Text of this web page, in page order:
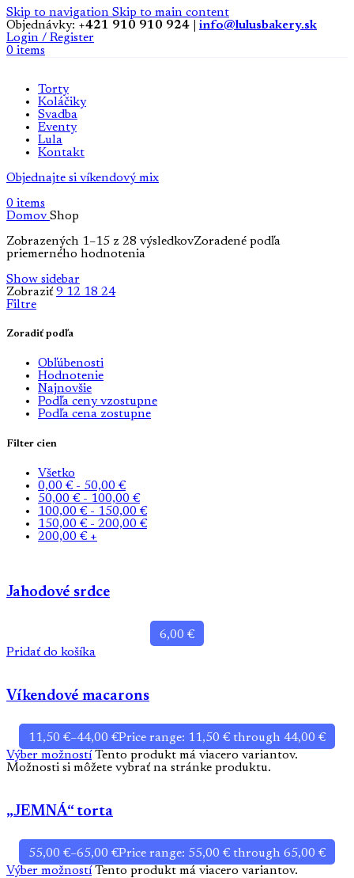
Skip to navigation Skip to main content
Objednávky: +421 910 910 924 | info@lulusbakery.sk
Login / Register
0 items
Torty
Koláčiky
Svadba
Eventy
Lula
Kontakt
Objednajte si víkendový mix
0 items
Domov Shop
Zobrazených 1–15 z 28 výsledkovZoradené podľa
priemerného hodnotenia
Show sidebar
Zobraziť9 12 18 24
Filtre
Zoradiť podľa
Obľúbenosti
Hodnotenie
Najnovšie
Podľa ceny vzostupne
Podľa cena zostupne
Filter cien
Všetko
0,00 €- 50,00 €
50,00 €- 100,00 €
100,00 €- 150,00 €
150,00 €- 200,00 €
200,00 €+
Jahodové srdce
6,00 €
Pridať do košíka
Víkendové macarons
11,50 €–44,00 €Price range: 11,50 € through 44,00 €
Výber možností Tento produkt má viacero variantov.
Možnosti si môžete vybrať na stránke produktu.
„JEMNÁ“ torta
55,00 €–65,00 €Price range: 55,00 € through 65,00 €
Výber možností Tento produkt má viacero variantov.